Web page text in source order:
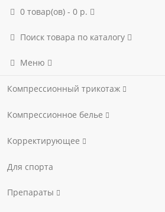
0 товар(ов) - 0 р.
Поиск товара по каталогу
Меню
Компрессионный трикотаж
Компрессионное белье
Корректирующее
Для спорта
Препараты